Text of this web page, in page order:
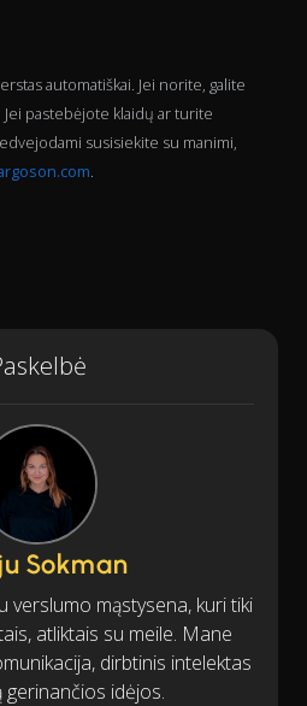
automatiškai. Jei norite, galite
. Jei pastebėjote klaidų ar turite
susisiekite su manimi,
.
Sokman
verslumo mąstysena, kuri tiki
atliktais su meile. Mane
dirbtinis intelektas
gerinančios idėjos.